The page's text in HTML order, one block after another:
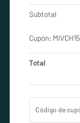
Subtotal
Cupón: MIVCH15
Total